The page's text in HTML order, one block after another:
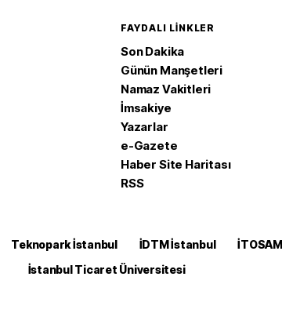
FAYDALI LINKLER
Son Dakika
Günün Manşetleri
Namaz Vakitleri
İmsakiye
Yazarlar
e-Gazete
Haber Site Haritası
RSS
Teknopark İstanbul İDTM İstanbul İTOSAM
İstanbul Ticaret Üniversitesi